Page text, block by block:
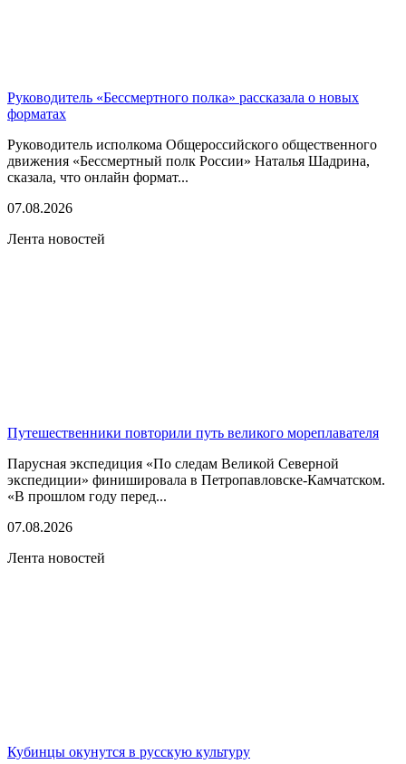
Руководитель «Бессмертного полка» рассказала о новых
форматах
Руководитель исполкома Общероссийского общественного
движения «Бессмертный полк России» Наталья Шадрина,
сказала, что онлайн формат...
07.08.2026
Лента новостей
Путешественники повторили путь великого мореплавателя
Парусная экспедиция «По следам Великой Северной
экспедиции» финишировала в Петропавловске-Камчатском.
«В прошлом году перед...
07.08.2026
Лента новостей
Кубинцы окунутся в русскую культуру